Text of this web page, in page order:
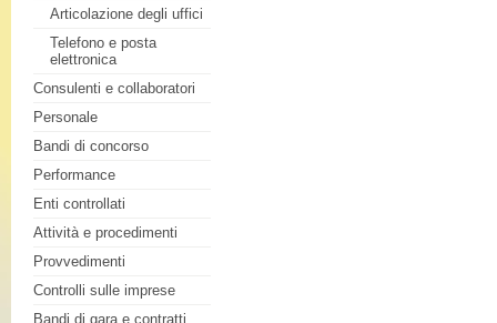
Articolazione degli uffici
Telefono e posta
elettronica
Consulenti e collaboratori
Personale
Bandi di concorso
Performance
Enti controllati
Attività e procedimenti
Provvedimenti
Controlli sulle imprese
Bandi di gara e contratti